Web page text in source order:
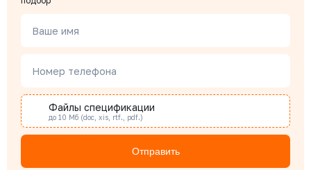
Специалист отдела снабжения
Бондарюк Евгения
Специалист отдела продаж
Ваше имя
Номер телефона
Файлы спецификации
до 10 Мб (doc, xis, rtf., pdf.)
Отправить